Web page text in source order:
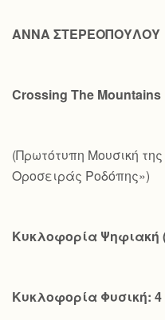
ΑΝΝΑ ΣΤΕΡΕΟΠΟΥΛΟΥ
Crossing The Mountains
(Πρωτότυπη Μουσική
Οροσειράς Ροδόπης»)
Κυκλοφορία Ψηφιακή
Κυκλοφορία Φυσική: 4